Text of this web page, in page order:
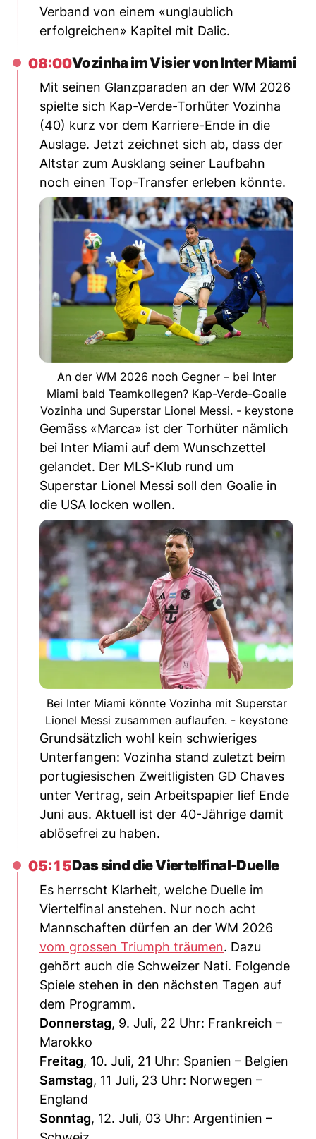
Verband von einem «unglaublich
erfolgreichen» Kapitel mit Dalic.
08:00Vozinha im Visier von Inter Miami
Mit seinen Glanzparaden an der WM 2026
spielte sich Kap-Verde-Torhüter Vozinha
(40) kurz vor dem Karriere-Ende in die
Auslage. Jetzt zeichnet sich ab, dass der
Altstar zum Ausklang seiner Laufbahn
noch einen Top-Transfer erleben könnte.
An der WM 2026 noch Gegner – bei Inter
Miami bald Teamkollegen? Kap-Verde-Goalie
Vozinha und Superstar Lionel Messi. - keystone
Gemäss «Marca» ist der Torhüter nämlich
bei Inter Miami auf dem Wunschzettel
gelandet. Der MLS-Klub rund um
Superstar Lionel Messi soll den Goalie in
die USA locken wollen.
Bei Inter Miami könnte Vozinha mit Superstar
Lionel Messi zusammen auflaufen. - keystone
Grundsätzlich wohl kein schwieriges
Unterfangen: Vozinha stand zuletzt beim
portugiesischen Zweitligisten GD Chaves
unter Vertrag, sein Arbeitspapier lief Ende
Juni aus. Aktuell ist der 40-Jährige damit
ablösefrei zu haben.
05:15Das sind die Viertelfinal-Duelle
Es herrscht Klarheit, welche Duelle im
Viertelfinal anstehen. Nur noch acht
Mannschaften dürfen an der WM 2026
vom grossen Triumph träumen. Dazu
gehört auch die Schweizer Nati. Folgende
Spiele stehen in den nächsten Tagen auf
dem Programm.
Donnerstag, 9. Juli, 22 Uhr: Frankreich –
Marokko
Freitag, 10. Juli, 21 Uhr: Spanien – Belgien
Samstag, 11 Juli, 23 Uhr: Norwegen –
England
Sonntag, 12. Juli, 03 Uhr: Argentinien –